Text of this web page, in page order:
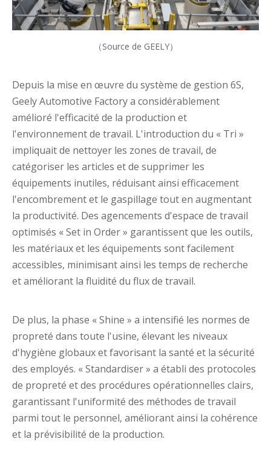
（Source de GEELY）
Depuis la mise en œuvre du système de gestion 6S,
Geely Automotive Factory a considérablement
amélioré l'efficacité de la production et
l'environnement de travail. L'introduction du « Tri »
impliquait de nettoyer les zones de travail, de
catégoriser les articles et de supprimer les
équipements inutiles, réduisant ainsi efficacement
l'encombrement et le gaspillage tout en augmentant
la productivité. Des agencements d'espace de travail
optimisés « Set in Order » garantissent que les outils,
les matériaux et les équipements sont facilement
accessibles, minimisant ainsi les temps de recherche
et améliorant la fluidité du flux de travail.
De plus, la phase « Shine » a intensifié les normes de
propreté dans toute l'usine, élevant les niveaux
d'hygiène globaux et favorisant la santé et la sécurité
des employés. « Standardiser » a établi des protocoles
de propreté et des procédures opérationnelles clairs,
garantissant l'uniformité des méthodes de travail
parmi tout le personnel, améliorant ainsi la cohérence
et la prévisibilité de la production.